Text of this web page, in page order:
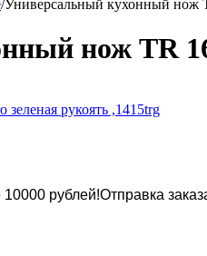
/Универсальный кухонный нож
нож TR
рублей!Отправка